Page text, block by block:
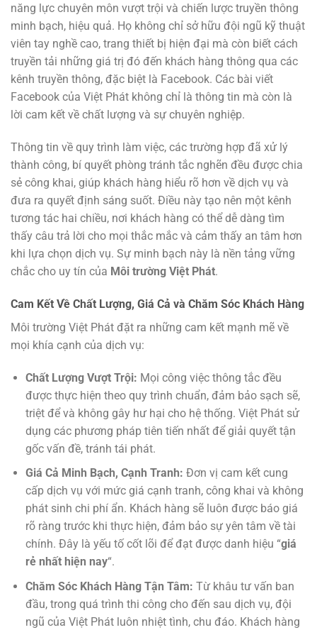
năng lực chuyên môn vượt trội và chiến lược truyền thông
minh bạch, hiệu quả. Họ không chỉ sở hữu đội ngũ kỹ thuật
viên tay nghề cao, trang thiết bị hiện đại mà còn biết cách
truyền tải những giá trị đó đến khách hàng thông qua các
kênh truyền thông, đặc biệt là Facebook. Các bài viết
Facebook của Việt Phát không chỉ là thông tin mà còn là
lời cam kết về chất lượng và sự chuyên nghiệp.
Thông tin về quy trình làm việc, các trường hợp đã xử lý
thành công, bí quyết phòng tránh tắc nghẽn đều được chia
sẻ công khai, giúp khách hàng hiểu rõ hơn về dịch vụ và
đưa ra quyết định sáng suốt. Điều này tạo nên một kênh
tương tác hai chiều, nơi khách hàng có thể dễ dàng tìm
thấy câu trả lời cho mọi thắc mắc và cảm thấy an tâm hơn
khi lựa chọn dịch vụ. Sự minh bạch này là nền tảng vững
chắc cho uy tín của Môi trường Việt Phát.
Cam Kết Về Chất Lượng, Giá Cả và Chăm Sóc Khách Hàng
Môi trường Việt Phát đặt ra những cam kết mạnh mẽ về
mọi khía cạnh của dịch vụ:
Chất Lượng Vượt Trội: Mọi công việc thông tắc đều
được thực hiện theo quy trình chuẩn, đảm bảo sạch sẽ,
triệt để và không gây hư hại cho hệ thống. Việt Phát sử
dụng các phương pháp tiên tiến nhất để giải quyết tận
gốc vấn đề, tránh tái phát.
Giá Cả Minh Bạch, Cạnh Tranh: Đơn vị cam kết cung
cấp dịch vụ với mức giá cạnh tranh, công khai và không
phát sinh chi phí ẩn. Khách hàng sẽ luôn được báo giá
rõ ràng trước khi thực hiện, đảm bảo sự yên tâm về tài
chính. Đây là yếu tố cốt lõi để đạt được danh hiệu “giá
rẻ nhất hiện nay“.
Chăm Sóc Khách Hàng Tận Tâm: Từ khâu tư vấn ban
đầu, trong quá trình thi công cho đến sau dịch vụ, đội
ngũ của Việt Phát luôn nhiệt tình, chu đáo. Khách hàng